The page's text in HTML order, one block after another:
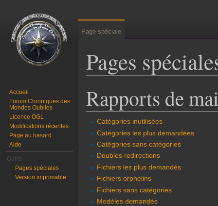
Pages
Rapports de
Catégories inutilisées
Catégories les plus demandées
Catégories sans catégories
Doubles redirections
Fichiers les plus demandés
Fichiers orphelins
Fichiers sans catégories
Modèles demandés
Page spéciale
Accueil
Forum Chroniques des
Mondes Oubliés
Licence OGL
Modifications récentes
Page au hasard
Aide
Outils
Pages spéciales
Version imprimable